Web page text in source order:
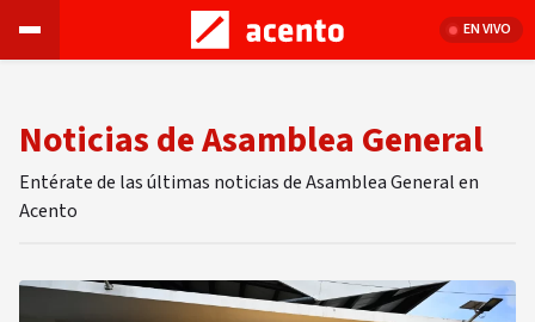
EN VIVO
Noticias de Asamblea General
Entérate de las últimas noticias de Asamblea General en
Acento